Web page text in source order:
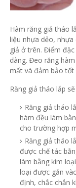
Hàm răng giả tháo
liệu nhựa dẻo,
giả ở trên. Điểm
dàng. Đeo răng
mất và đảm bảo tốt
Răng giả tháo lắp
Răng giả tháo
hàm đều làm
cho trường hợp
Răng giả tháo
được chế tác
làm bằng kim
loại được gắn
định, chắc chắn